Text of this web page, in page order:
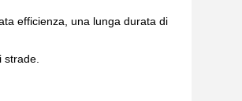
efficienza, una lunga durata di